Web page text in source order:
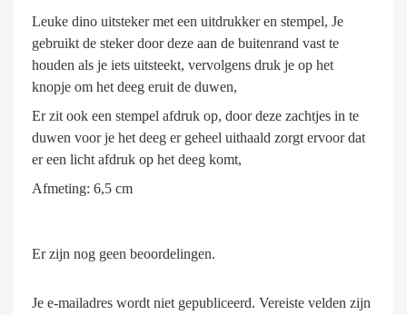
Leuke dino uitsteker met een uitdrukker en stempel, Je
gebruikt de steker door deze aan de buitenrand vast te
houden als je iets uitsteekt, vervolgens druk je op het
knopje om het deeg eruit de duwen,
Er zit ook een stempel afdruk op, door deze zachtjes in te
duwen voor je het deeg er geheel uithaald zorgt ervoor dat
er een licht afdruk op het deeg komt,
Afmeting: 6,5 cm
Er zijn nog geen beoordelingen.
Je e-mailadres wordt niet gepubliceerd. Vereiste velden zijn